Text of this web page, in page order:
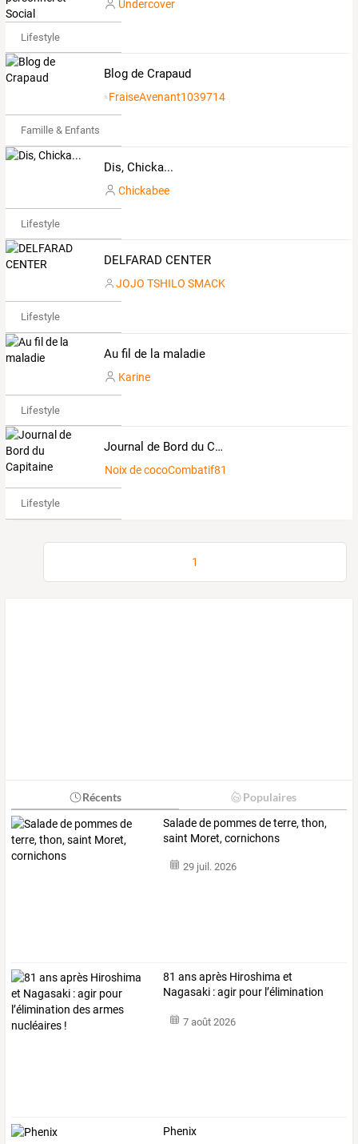
Undercover
Lifestyle
Blog de Crapaud
FraiseAvenant1039714
Famille & Enfants
Dis, Chicka...
Chickabee
Lifestyle
DELFARAD CENTER
JOJO TSHILO SMACK
Lifestyle
Au fil de la maladie
Karine
Lifestyle
Journal de Bord du Capitaine
Noix de cocoCombatif8122923
Lifestyle
1
Récents Populaires
Salade de pommes de terre, thon,
saint Moret, cornichons
29 juil. 2026
81 ansaprès Hiroshima et
Nagasaki :agir pour l’élimination
7 août 2026
Phenix